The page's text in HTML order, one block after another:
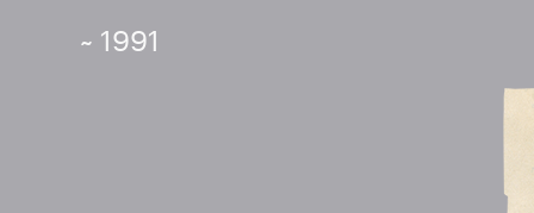
~ 1991